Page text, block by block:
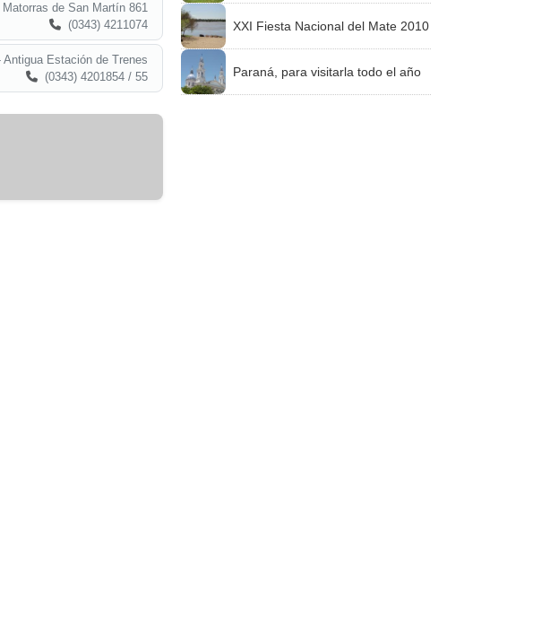
Matorras de San Martín 861
(0343) 4211074
Antigua Estación de Trenes
(0343) 4201854 / 55
XXI Fiesta Nacional del Mate 2010
Paraná, para visitarla todo el año